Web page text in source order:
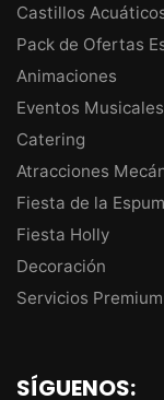
Castillos
Pack de Ofertas
Animaciones
Eventos
Catering
Atracciones
Fiesta de la
Fiesta Holly
Decoración
Servicios Premium
SÍGUENOS: